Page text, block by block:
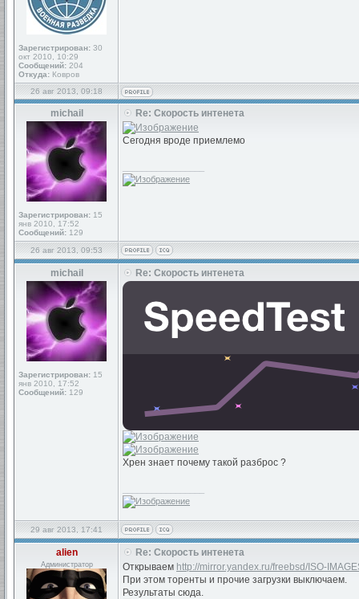
Зарегистрирован: 30
окт 2010, 10:29
Сообщений: 204
Откуда: Ковров
26 авг 2013, 09:18
michail
Зарегистрирован: 15
янв 2010, 17:52
Сообщений: 129
Re: Скорость интенета
Сегодня вроде приемлемо
26 авг 2013, 09:53
michail
Зарегистрирован: 15
янв 2010, 17:52
Сообщений: 129
Re: Скорость интенета
Хрен знает почему такой разброс ?
29 авг 2013, 17:41
alien
Администратор
Re: Скорость интенета
Открываем http://mirror.yandex.ru/freebsd/ISO-
При этом торенты и прочие загрузки выключаем.
Результаты сюда.